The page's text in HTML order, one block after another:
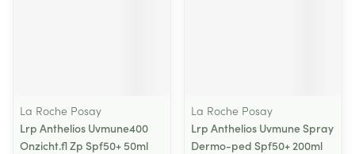
La Roche Posay
Lrp Anthelios Uvmune400
Onzicht.fl Zp Spf50+ 50ml
La Roche Posay
Lrp Anthelios Uvmune Spray
Dermo-ped Spf50+ 200ml